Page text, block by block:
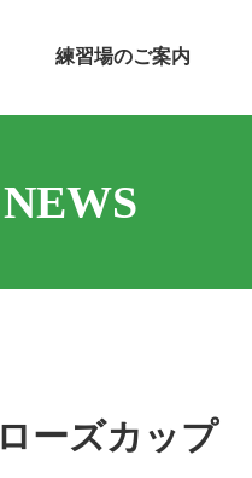
練習場のご案内
NEWS
ーズカップ